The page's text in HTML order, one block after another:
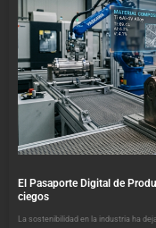
El Pasaporte Digital de
ciegos
La sostenibilidad en la industria ha